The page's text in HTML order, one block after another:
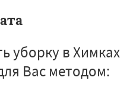
уборку в Химках
Вас методом: